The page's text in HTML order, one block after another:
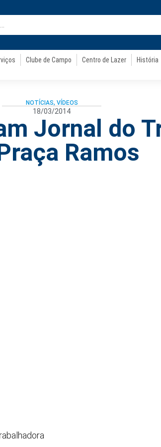
Clube de Campo Centro de Lazer
História
NOTÍCIAS, VÍDEOS
18/03/2014
Jornal do
Ramos